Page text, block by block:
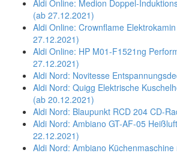
Aldi Online: Medion Doppel-
(ab 27.12.2021)
Aldi Online: Crownflame
27.12.2021)
Aldi Online: HP M01-F1521ng
27.12.2021)
Aldi Nord: Novitesse
Aldi Nord: Quigg Elektrische
(ab 20.12.2021)
Aldi Nord: Blaupunkt RCD 204 CD-
Aldi Nord: Ambiano GT-AF-05
22.12.2021)
Aldi Nord: Ambiano